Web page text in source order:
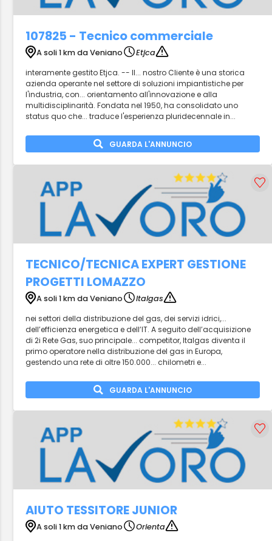
107825 - Tecnico commerciale
A soli 1 km da Veniano
Etjca
interamente gestito Etjca. -- Il... nostro Cliente è una storica
azienda operante nel settore di soluzioni impiantistiche per
l'industria, con... orientamento all'innovazione e alla
multidisciplinarità. Fondata nel 1950, ha consolidato uno
status quo che... traduce l'esperienza pluridecennale in...
GUARDA L'ANNUNCIO
TECNICO/TECNICA EXPERT GESTIONE
PROGETTI LOMAZZO
A soli 1 km da Veniano
Italgas
nei settori della distribuzione del gas, dei servizi idrici,...
dell’efficienza energetica e dell’IT. A seguito dell’acquisizione
di 2i Rete Gas, suo principale... competitor, Italgas diventa il
primo operatore nella distribuzione del gas in Europa,
gestendo una rete di oltre 150.000... chilometri e...
GUARDA L'ANNUNCIO
AIUTO TESSITORE JUNIOR
A soli 1 km da Veniano
Orienta